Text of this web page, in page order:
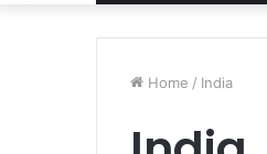
Home / India